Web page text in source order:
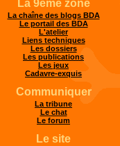
La 9ème zone
La chaîne des blogs BDA
Le portail des BDA
L'atelier
Liens techniques
Les dossiers
Les publications
Les jeux
Cadavre-exquis
Communiquer
La tribune
Le chat
Le forum
Le site